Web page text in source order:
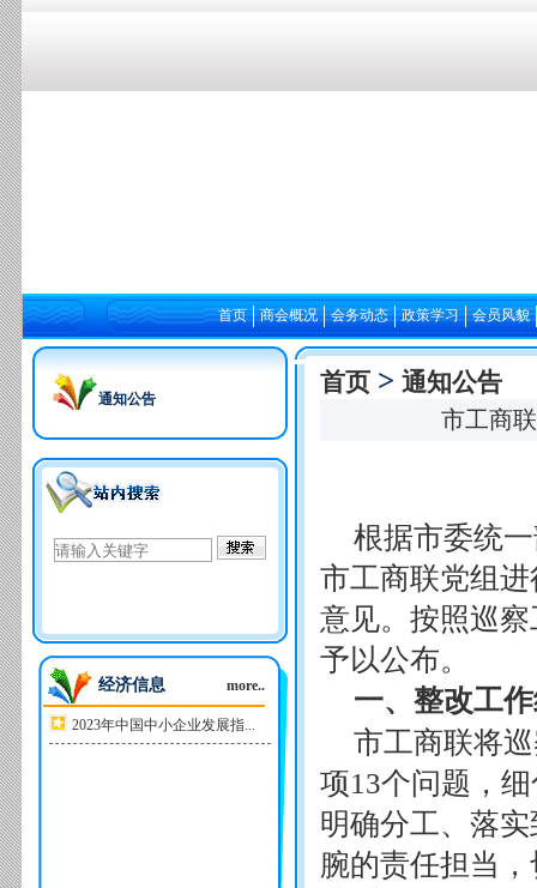
首页 商会概况 会务动态 政策学习 会员风貌
通知公告
经济信息 more..
2023年中国中小企业发展指...
首页 > 通知公告
市工商
根据市委统
市工商联党组
意见。按照巡
予以公布。
一、整改工
市工商联将
项13个问题，
明确分工、落
腕的责任担当